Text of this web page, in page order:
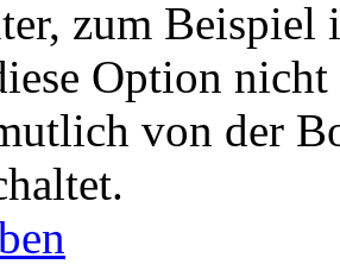
zum Beispiel
Option
von der